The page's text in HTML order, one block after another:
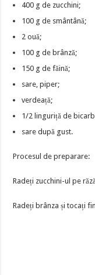
400 g de zucchini;
100 g de smântână;
2 ouă;
100 g de brânză;
150 g de făină;
sare, piper;
verdeață;
1/2 linguriță de
sare după gust.
Procesul de preparare:
Radeți zucchini-ul pe
Radeți brânza și tocați